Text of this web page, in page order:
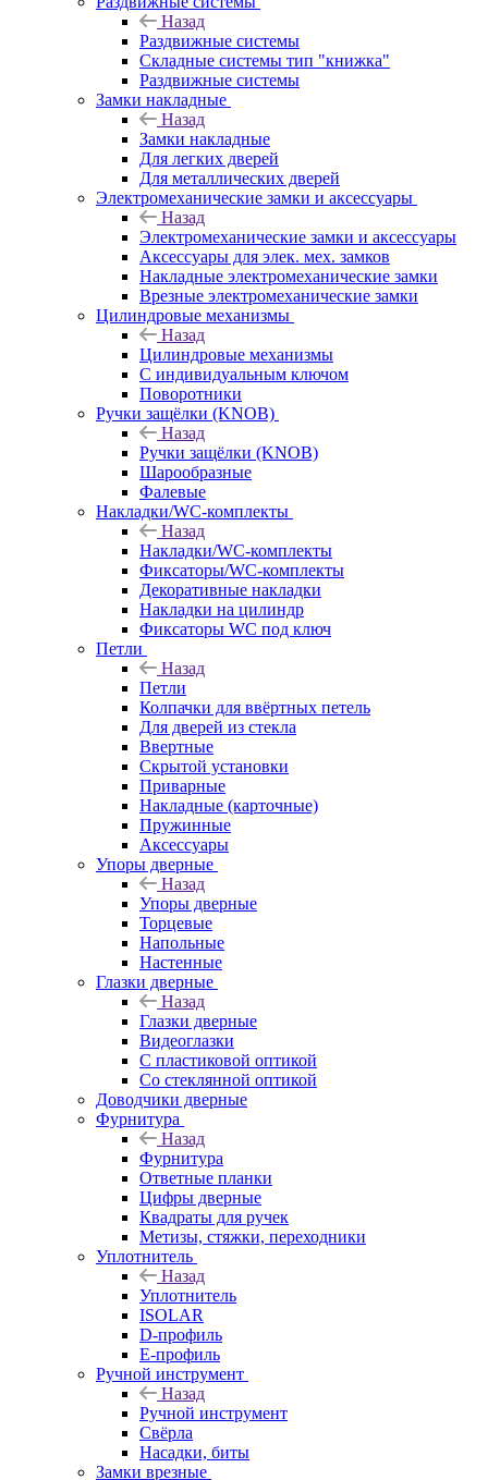
Назад
Раздвижные системы
Складные системы тип "книжка"
Раздвижные системы
Замки накладные
Назад
Замки накладные
Для легких дверей
Для металлических дверей
Электромеханические замки и аксессуары
Назад
Электромеханические замки и аксессуары
Аксессуары для элек. мех. замков
Накладные электромеханические замки
Врезные электромеханические замки
Цилиндровые механизмы
Назад
Цилиндровые механизмы
С индивидуальным ключом
Поворотники
Ручки защёлки (KNOB)
Назад
Ручки защёлки (KNOB)
Шарообразные
Фалевые
Накладки/WC-комплекты
Назад
Накладки/WC-комплекты
Фиксаторы/WC-комплекты
Декоративные накладки
Накладки на цилиндр
Фиксаторы WC под ключ
Петли
Назад
Петли
Колпачки для ввёртных петель
Для дверей из стекла
Ввертные
Скрытой установки
Приварные
Накладные (карточные)
Пружинные
Аксессуары
Упоры дверные
Назад
Упоры дверные
Торцевые
Напольные
Настенные
Глазки дверные
Назад
Глазки дверные
Видеоглазки
С пластиковой оптикой
Со стеклянной оптикой
Доводчики дверные
Фурнитура
Назад
Фурнитура
Ответные планки
Цифры дверные
Квадраты для ручек
Метизы, стяжки, переходники
Уплотнитель
Назад
Уплотнитель
ISOLAR
D-профиль
Е-профиль
Ручной инструмент
Назад
Ручной инструмент
Свёрла
Насадки, биты
Замки врезные